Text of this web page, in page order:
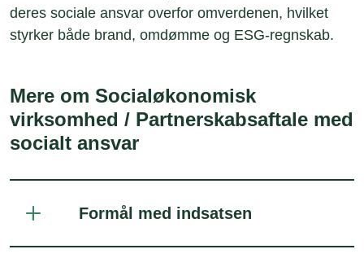
deres sociale ansvar overfor omverdenen, hvilket
styrker både brand, omdømme og ESG-regnskab.
Mere om Socialøkonomisk
virksomhed / Partnerskabsaftale med
socialt ansvar
Formål med indsatsen